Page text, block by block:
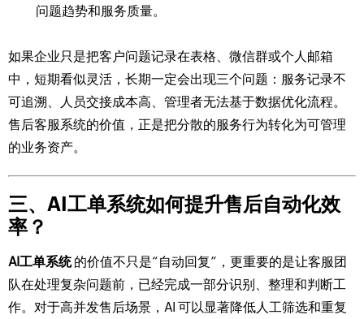
问题趋势和服务质量。
如果企业只是把客户问题记录在表格、微信群或个人邮箱
中，短期看似灵活，长期一定会出现三个问题：服务记录不
可追溯、人员交接成本高、管理者无法基于数据优化流程。
售后客服系统的价值，正是把分散的服务行为转化为可管理
的业务资产。
三、AI工单系统如何提升售后自动化效
率？
AI工单系统的价值不只是“自动回复”，更重要的是让客服团
队在处理复杂问题前，已经完成一部分识别、整理和判断工
作。对于高并发售后场景，AI 可以显著降低人工筛选和重复